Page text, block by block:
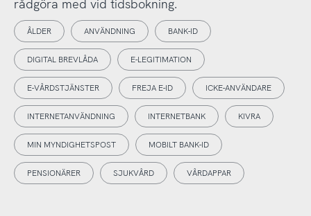
rådgöra med vid tidsbokning.
ÅLDER ANVÄNDNING BANK-ID
DIGITAL BREVLÅDA E-LEGITIMATION
E-VÅRDSTJÄNSTER FREJA E-ID ICKE-ANVÄNDARE
INTERNETANVÄNDNING INTERNETBANK KIVRA
MIN MYNDIGHETSPOST MOBILT BANK-ID
PENSIONÄRER SJUKVÅRD VÅRDAPPAR